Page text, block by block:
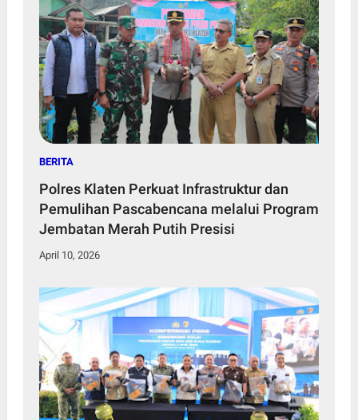
BERITA
Polres Klaten Perkuat Infrastruktur dan
Pemulihan Pascabencana melalui Program
Jembatan Merah Putih Presisi
April 10, 2026